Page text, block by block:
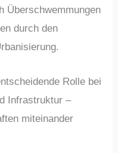
Überschwemmungen
durch den
Rolle bei
Infrastruktur –
miteinander